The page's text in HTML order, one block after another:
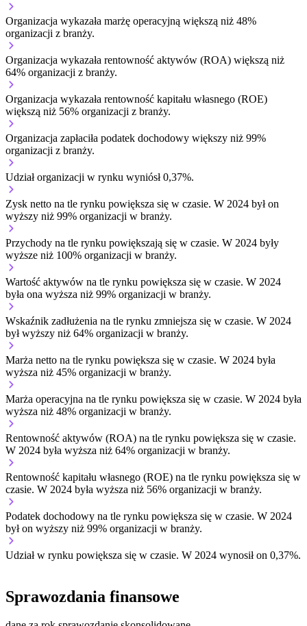
Organizacja wykazała marżę operacyjną większą niż 48%
organizacji z branży.
Organizacja wykazała rentowność aktywów (ROA) większą niż
64% organizacji z branży.
Organizacja wykazała rentowność kapitału własnego (ROE)
większą niż 56% organizacji z branży.
Organizacja zapłaciła podatek dochodowy większy niż 99%
organizacji z branży.
Udział organizacji w rynku wyniósł 0,37%.
Zysk netto na tle rynku powiększa się w czasie. W 2024 był on
wyższy niż 99% organizacji w branży.
Przychody na tle rynku powiększają się w czasie. W 2024 były
wyższe niż 100% organizacji w branży.
Wartość aktywów na tle rynku powiększa się w czasie. W 2024
była ona wyższa niż 99% organizacji w branży.
Wskaźnik zadłużenia na tle rynku zmniejsza się w czasie. W 2024
był wyższy niż 64% organizacji w branży.
Marża netto na tle rynku powiększa się w czasie. W 2024 była
wyższa niż 45% organizacji w branży.
Marża operacyjna na tle rynku powiększa się w czasie. W 2024 była
wyższa niż 48% organizacji w branży.
Rentowność aktywów (ROA) na tle rynku powiększa się w czasie.
W 2024 była wyższa niż 64% organizacji w branży.
Rentowność kapitału własnego (ROE) na tle rynku powiększa się w
czasie. W 2024 była wyższa niż 56% organizacji w branży.
Podatek dochodowy na tle rynku powiększa się w czasie. W 2024
był on wyższy niż 99% organizacji w branży.
Udział w rynku powiększa się w czasie. W 2024 wynosił on 0,37%.
Sprawozdania finansowe